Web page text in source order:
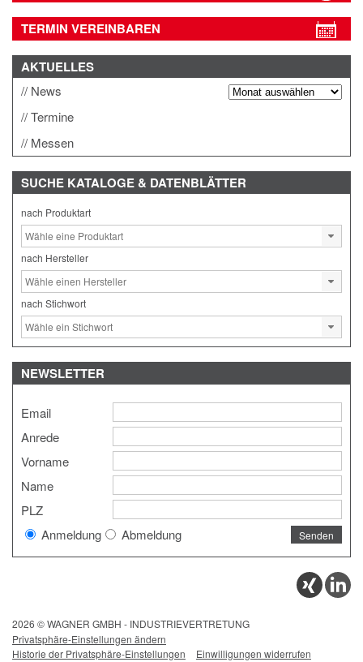
TERMIN VEREINBAREN
AKTUELLES
News
Termine
Messen
SUCHE KATALOGE & DATENBLÄTTER
nach Produktart
nach Hersteller
nach Stichwort
NEWSLETTER
Email
Anrede
Vorname
Name
PLZ
Anmeldung
Abmeldung
2026 © WAGNER GMBH - INDUSTRIEVERTRETUNG
Privatsphäre-Einstellungen ändern
Historie der Privatsphäre-Einstellungen
Einwilligungen widerrufen